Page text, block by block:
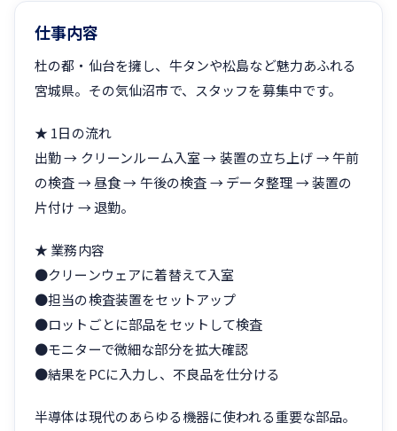
仕事内容
杜の都・仙台を擁し、牛タンや松島など魅力あふれる
宮城県。その気仙沼市で、スタッフを募集中です。
★ 1日の流れ
出勤 → クリーンルーム入室 → 装置の立ち上げ → 午前
の検査 → 昼食 → 午後の検査 → データ整理 → 装置の
片付け → 退勤。
★ 業務内容
●クリーンウェアに着替えて入室
●担当の検査装置をセットアップ
●ロットごとに部品をセットして検査
●モニターで微細な部分を拡大確認
●結果をPCに入力し、不良品を仕分ける
半導体は現代のあらゆる機器に使われる重要な部品。